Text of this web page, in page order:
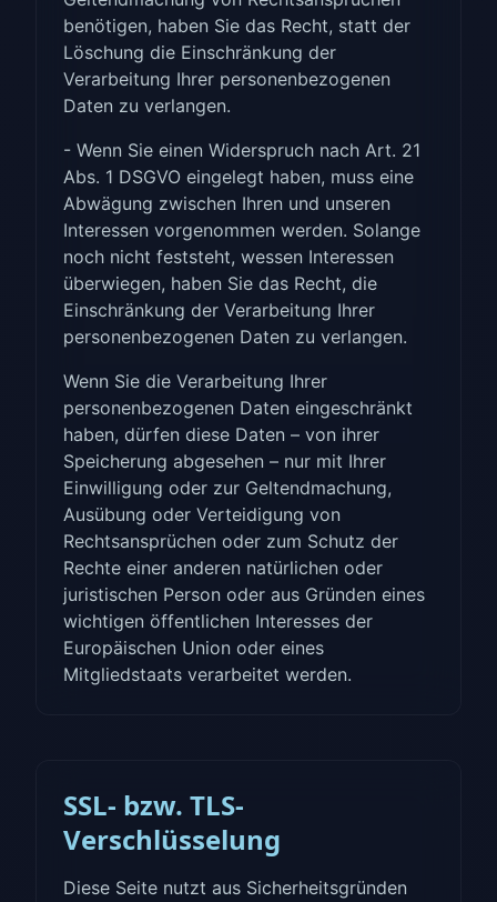
benötigen, haben Sie das Recht, statt der
Löschung die Einschränkung der
Verarbeitung Ihrer personenbezogenen
Daten zu verlangen.
- Wenn Sie einen Widerspruch nach Art. 21
Abs. 1 DSGVO eingelegt haben, muss eine
Abwägung zwischen Ihren und unseren
Interessen vorgenommen werden. Solange
noch nicht feststeht, wessen Interessen
überwiegen, haben Sie das Recht, die
Einschränkung der Verarbeitung Ihrer
personenbezogenen Daten zu verlangen.
Wenn Sie die Verarbeitung Ihrer
personenbezogenen Daten eingeschränkt
haben, dürfen diese Daten – von ihrer
Speicherung abgesehen – nur mit Ihrer
Einwilligung oder zur Geltendmachung,
Ausübung oder Verteidigung von
Rechtsansprüchen oder zum Schutz der
Rechte einer anderen natürlichen oder
juristischen Person oder aus Gründen eines
wichtigen öffentlichen Interesses der
Europäischen Union oder eines
Mitgliedstaats verarbeitet werden.
SSL- bzw. TLS-
Verschlüsselung
Diese Seite nutzt aus Sicherheitsgründen